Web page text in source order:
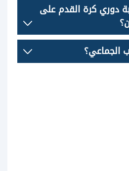
دوري كرة القدم على
الجماعي؟